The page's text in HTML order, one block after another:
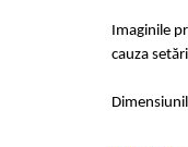
Imaginile
cauza